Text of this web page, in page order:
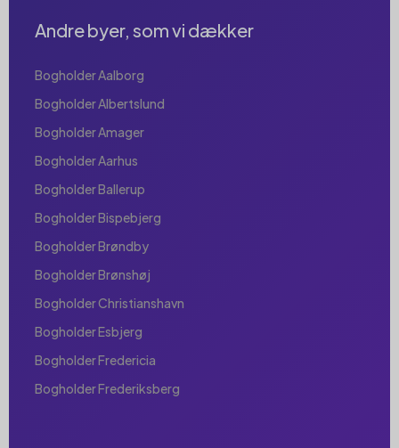
Andre byer, som vi dækker
Bogholder Aalborg
Bogholder Albertslund
Bogholder Amager
Bogholder Aarhus
Bogholder Ballerup
Bogholder Bispebjerg
Bogholder Brøndby
Bogholder Brønshøj
Bogholder Christianshavn
Bogholder Esbjerg
Bogholder Fredericia
Bogholder Frederiksberg